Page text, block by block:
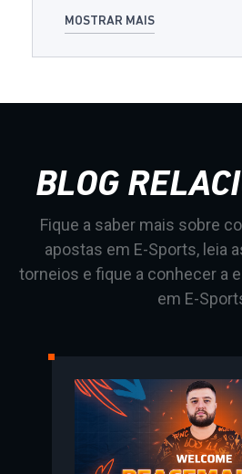
MOSTRAR MAIS
BLOG
Fique a saber mais sobre
apostas em E-Sports, leia
torneios e fique a conhecer a
em E-